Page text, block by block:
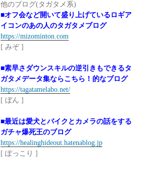
他のブログ(タガタメ系)
■オフ会など開いて盛り上げているロギア
イコンのあの人のタガタメブログ
https://mizominton.com
[ みぞ ]
■素早さダウンスキルの逆引きもできるタ
ガタメデータ集ならこちら！的なブログ
https://tagatamelabo.net/
[ ぼん ]
■最近は愛犬とバイクとカメラの話をする
ガチャ爆死王のブログ
https://healinghideout.hatenablog.jp
[ ぽっこり ]